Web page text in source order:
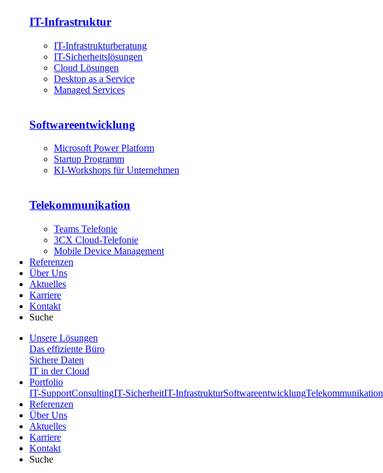
IT-Infrastruktur
IT-Infrastrukturberatung
IT-Sicherheitslösungen
Cloud Lösungen
Desktop as a Service
Managed Services
Softwareentwicklung
Microsoft Power Platform
Startup Programm
KI-Workshops für Unternehmen
Telekommunikation
Teams Telefonie
3CX Cloud-Telefonie
Mobile Device Management
Referenzen
Über Uns
Aktuelles
Karriere
Kontakt
Suche
Unsere Lösungen
Das effiziente Büro
Sichere Daten
IT in der Cloud
Portfolio
IT-SupportConsultingIT-SicherheitIT-InfrastrukturSoftwareentwicklungTelekommunikation
Referenzen
Über Uns
Aktuelles
Karriere
Kontakt
Suche